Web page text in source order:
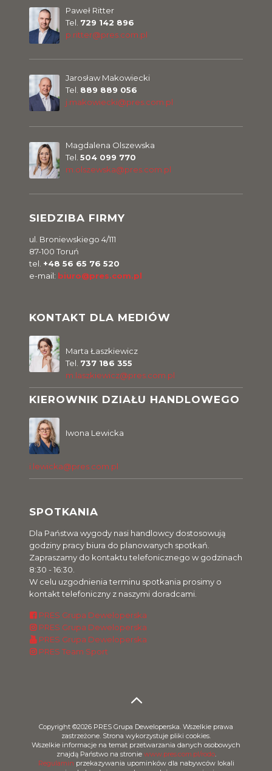
SIEDZIBA FIRMY
ul. Broniewskiego 4/111
87-100 Toruń
tel. +48 56 65 76 520
e-mail: biuro@pres.com.pl
KONTAKT DLA MEDIÓW
Marta Łaszkiewicz
Tel. 737 186 355
m.laszkiewicz@pres.com.pl
KIEROWNIK DZIAŁU HANDLOWEGO
Iwona Lewicka
i.lewicka@pres.com.pl
SPOTKANIA
Dla Państwa wygody nasi handlowcy dostosowują
godziny pracy biura do planowanych spotkań.
Zapraszamy do kontaktu telefonicznego w godzinach
8:30 - 16:30.
W celu uzgodnienia terminu spotkania prosimy o
kontakt telefoniczny z naszymi doradcami.
PRES Grupa Deweloperska
PRES Grupa Deweloperska
PRES Grupa Deweloperska
PRES Team Sport
Paweł Ritter
Tel. 729 142 896
p.ritter@pres.com.pl
Jarosław Makowiecki
Tel. 889 889 056
j.makowiecki@pres.com.pl
Magdalena Olszewska
Tel. 504 099 770
m.olszewska@pres.com.pl
Copyright ©2026 PRES Grupa Deweloperska. Wszelkie prawa
zastrzeżone. Strona wykorzystuje pliki cookies.
Wszelkie informacje na temat przetwarzania danych osobowych
znajdą Państwo na stronie www.pres.com.pl/rodo.
Regulamin przekazywania upominków dla nabywców lokali